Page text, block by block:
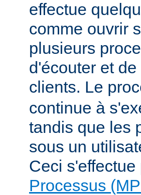
effectue
comme ouvrir
plusieurs
d'écouter et
clients. Le
continue à
tandis que les
sous un
Ceci
Processus